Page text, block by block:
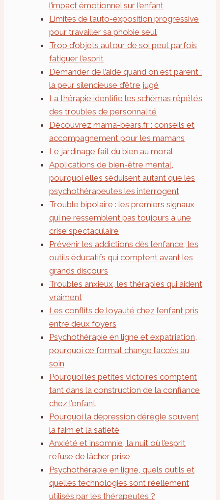
l’impact émotionnel sur l’enfant
Limites de l’auto-exposition progressive
pour travailler sa phobie seul
Trop d’objets autour de soi peut parfois
fatiguer l’esprit
Demander de l’aide quand on est parent :
la peur silencieuse d’être jugé
La thérapie identifie les schémas répétés
des troubles de personnalité
Découvrez mama-bears.fr : conseils et
accompagnement pour les mamans
Le jardinage fait du bien au moral
Applications de bien-être mental,
pourquoi elles séduisent autant que les
psychothérapeutes les interrogent
Trouble bipolaire : les premiers signaux
qui ne ressemblent pas toujours à une
crise spectaculaire
Prévenir les addictions dès l’enfance, les
outils éducatifs qui comptent avant les
grands discours
Troubles anxieux, les thérapies qui aident
vraiment
Les conflits de loyauté chez l’enfant pris
entre deux foyers
Psychothérapie en ligne et expatriation,
pourquoi ce format change l’accès au
soin
Pourquoi les petites victoires comptent
tant dans la construction de la confiance
chez l’enfant
Pourquoi la dépression dérègle souvent
la faim et la satiété
Anxiété et insomnie, la nuit où l’esprit
refuse de lâcher prise
Psychothérapie en ligne, quels outils et
quelles technologies sont réellement
utilisés par les thérapeutes ?